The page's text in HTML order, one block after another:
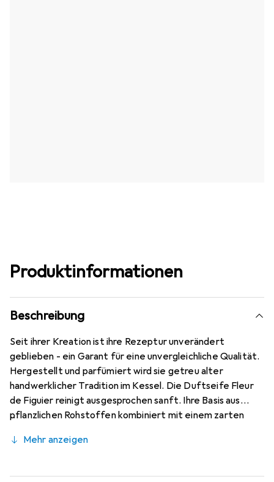
Produktinformationen
Beschreibung
Seit ihrer Kreation ist ihre Rezeptur unverändert
geblieben - ein Garant für eine unvergleichliche Qualität.
Hergestellt und parfümiert wird sie getreu alter
handwerklicher Tradition im Kessel. Die Duftseife Fleur
de Figuier reinigt ausgesprochen sanft. Ihre Basis aus
pflanzlichen Rohstoffen kombiniert mit einem zarten
Haut Seidigkeit und Samtigkeit. Die Duftseife ist dank
dabei die volle Reinigungskraft von Seife. Sie besitzt
Mehr anzeigen